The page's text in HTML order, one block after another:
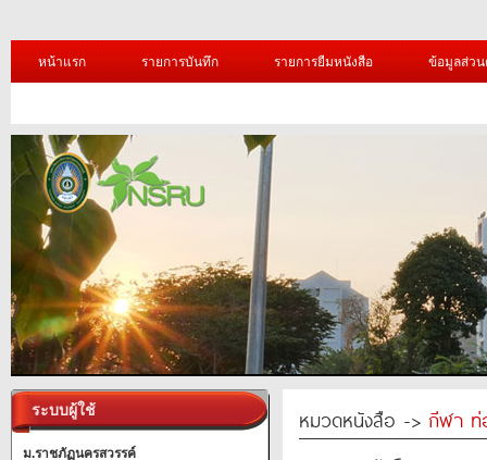
หน้าแรก รายการบันทึก รายการยืมหนังสือ ข้อมูลส่ว
ระบบผู้ใช้
ม.ราชภัฏนครสวรรค์
หมวดหนังสือ -> กีฬา ท่